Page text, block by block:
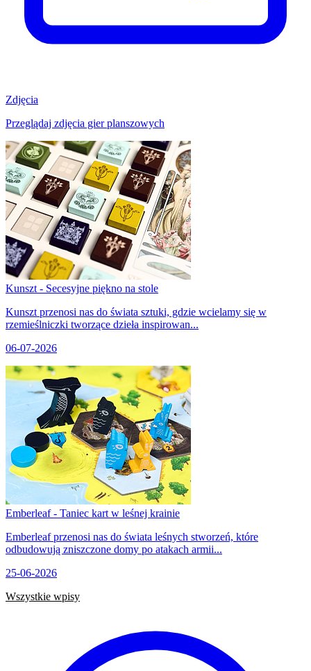
Zdjęcia
Przeglądaj zdjęcia gier planszowych
Kunszt - Secesyjne piękno na stole
Kunszt przenosi nas do świata sztuki, gdzie wcielamy się w
rzemieślniczki tworzące dzieła inspirowan...
06-07-2026
Emberleaf - Taniec kart w leśnej krainie
Emberleaf przenosi nas do świata leśnych stworzeń, które
odbudowują zniszczone domy po atakach armii...
25-06-2026
Wszystkie wpisy